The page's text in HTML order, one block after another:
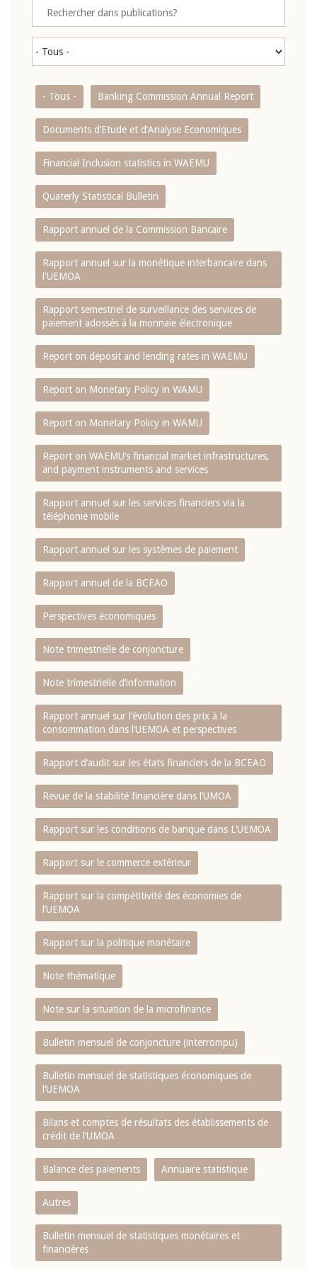
- Tous - Banking Commission Annual Report
Documents d’Etude et d’Analyse Economiques
Financial Inclusion statistics in WAEMU
Quaterly Statistical Bulletin
Rapport annuel de la Commission Bancaire
Rapport annuel sur la monétique interbancaire dans
l'UEMOA
Rapport semestriel de surveillance des services de
paiement adossés à la monnaie électronique
Report on deposit and lending rates in WAEMU
Report on Monetary Policy in WAMU
Report on Monetary Policy in WAMU
Report on WAEMU’s financial market infrastructures,
and payment instruments and services
Rapport annuel sur les services financiers via la
téléphonie mobile
Rapport annuel sur les systèmes de paiement
Rapport annuel de la BCEAO
Perspectives économiques
Note trimestrielle de conjoncture
Note trimestrielle d‘information
Rapport annuel sur l‘évolution des prix à la
consommation dans l‘UEMOA et perspectives
Rapport d‘audit sur les états financiers de la BCEAO
Revue de la stabilité financière dans l‘UMOA
Rapport sur les conditions de banque dans L‘UEMOA
Rapport sur le commerce extérieur
Rapport sur la compétitivité des économies de
l‘UEMOA
Rapport sur la politique monétaire
Note thématique
Note sur la situation de la microfinance
Bulletin mensuel de conjoncture (interrompu)
Bulletin mensuel de statistiques économiques de
l‘UEMOA
Bilans et comptes de résultats des établissements de
crédit de l‘UMOA
Balance des paiements Annuaire statistique
Autres
Bulletin mensuel de statistiques monétaires et
financières